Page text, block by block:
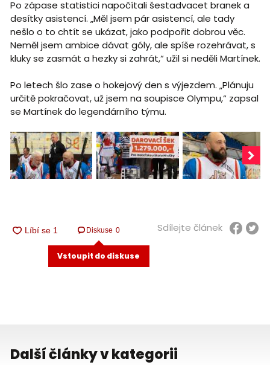
Po zápase statistici napočítali šestadvacet branek a
desítky asistencí. „Měl jsem pár asistencí, ale tady
nešlo o to chtít se ukázat, jako podpořit dobrou věc.
Neměl jsem ambice dávat góly, ale spíše rozehrávat, s
kluky se zasmát a hezky si zahrát,“ užil si neděli Martínek.
Po letech šlo zase o hokejový den s výjezdem. „Plánuju
určitě pokračovat, už jsem na soupisce Olympu,“ zapsal
se Martínek do legendárního týmu.
Diskuse 0
Vstoupit do diskuse
Sdílejte článek
Další články v kategorii